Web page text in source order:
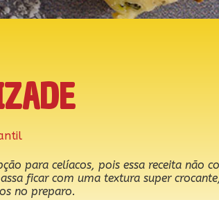
para celíacos, pois essa receita não
ficar com uma textura super
no preparo.